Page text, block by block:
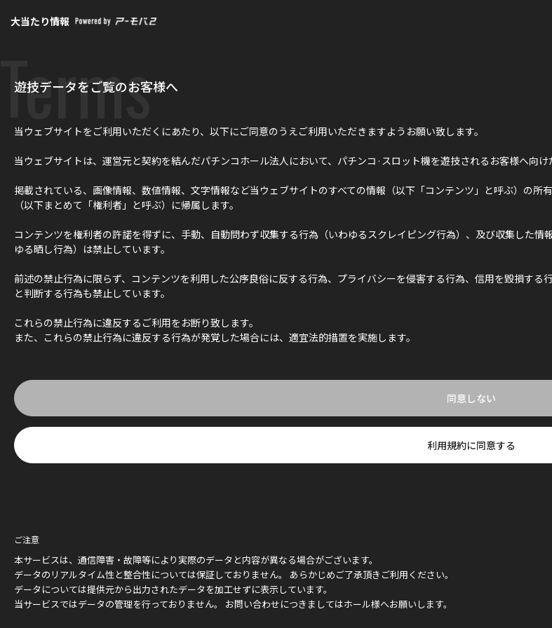
大当たり情報
Terms
遊技データをご覧のお客様へ
当ウェブサイトをご利用いただくにあたり、以下にご同意のうえご利用いただきますようお願い致します。
当ウェブサイトは、運営元と契約を結んだパチンコホール法人において、パチンコ·スロット機を遊技されるお客様へ向
掲載されている、画像情報、数値情報、文字情報など当ウェブサイトのすべての情報（以下「コンテンツ」と呼ぶ）の
（以下まとめて「権利者」と呼ぶ）に帰属します。
コンテンツを権利者の許諾を得ずに、手動、自動問わず収集する行為（いわゆるスクレイピング行為）、及び収集した
ゆる晒し行為）は禁止しています。
前述の禁止行為に限らず、コンテンツを利用した公序良俗に反する行為、プライバシーを侵害する行為、信用を毀損す
と判断する行為も禁止しています。
これらの禁止行為に違反するご利用をお断り致します。
また、これらの禁止行為に違反する行為が発覚した場合には、適宜法的措置を実施します。
同意しない
利用規約に同意する
ご注意
本サービスは、通信障害・故障等により実際のデータと内容が異なる場合がございます。
データのリアルタイム性と整合性については保証しておりません。 あらかじめご了承頂きご利用ください。
データについては提供元から出力されたデータを加工せずに表示しています。
当サービスではデータの管理を行っておりません。 お問い合わせにつきましてはホール様へお願いします。